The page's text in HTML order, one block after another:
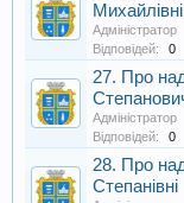
Михайлівні
Адміністратор
Відповідей:
0
27. Про
Адміністратор
Відповідей:
0
28. Про
Степанівні